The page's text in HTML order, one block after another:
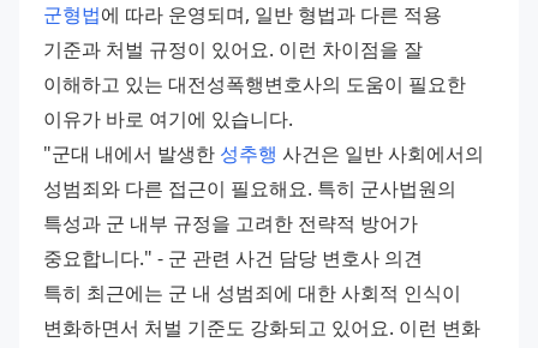
군형법에 따라 운영되며, 일반 형법과 다른 적용
기준과 처벌 규정이 있어요. 이런 차이점을 잘
이해하고 있는 대전성폭행변호사의 도움이 필요한
이유가 바로 여기에 있습니다.
"군대 내에서 발생한 성추행 사건은 일반 사회에서의
성범죄와 다른 접근이 필요해요. 특히 군사법원의
특성과 군 내부 규정을 고려한 전략적 방어가
중요합니다." - 군 관련 사건 담당 변호사 의견
특히 최근에는 군 내 성범죄에 대한 사회적 인식이
변화하면서 처벌 기준도 강화되고 있어요. 이런 변화